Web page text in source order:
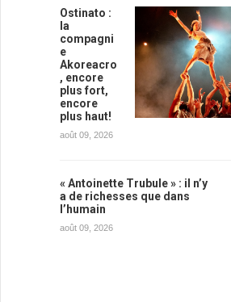
Ostinato :
la
compagni
e
Akoreacro
, encore
plus fort,
encore
plus haut!
août 09, 2026
« Antoinette Trubule » : il n’y
a de richesses que dans
l’humain
août 09, 2026